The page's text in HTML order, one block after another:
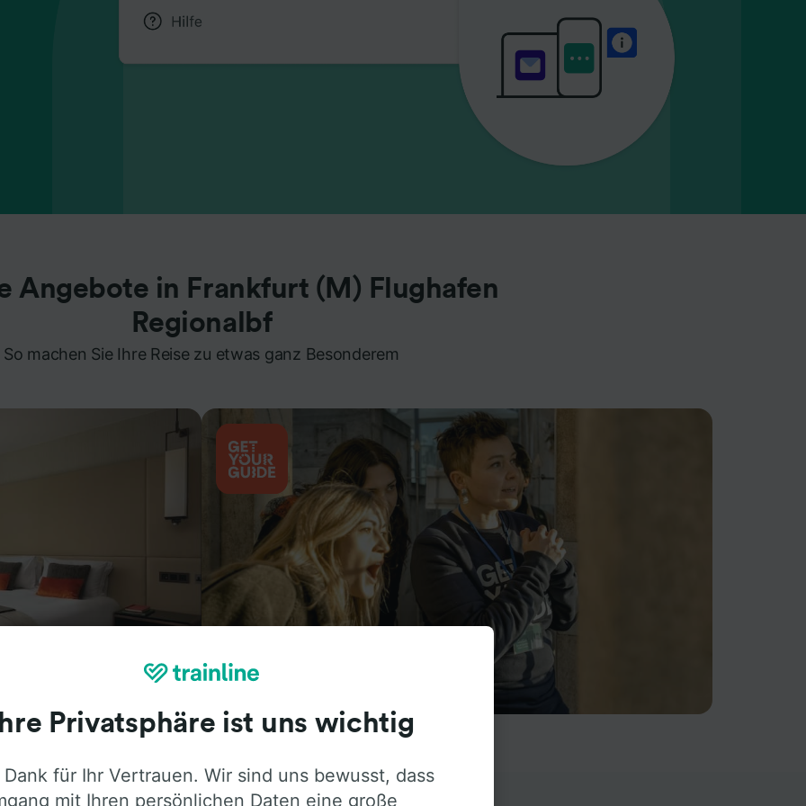
Angebote in Frankfurt (M) Flughafen
Regionalbf
So machen Sie Ihre Reise zu etwas ganz Besonderem
Aktivitäten
Ihre Privatsphäre ist uns wichtig
für Ihr Vertrauen. Wir sind uns bewusst, dass
mit Ihren persönlichen Daten eine große